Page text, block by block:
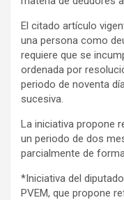
El citado artículo
una persona como
requiere que se
ordenada por
periodo de noventa
sucesiva.
La iniciativa propone
un periodo de dos
parcialmente de
*Iniciativa del
PVEM, que propone